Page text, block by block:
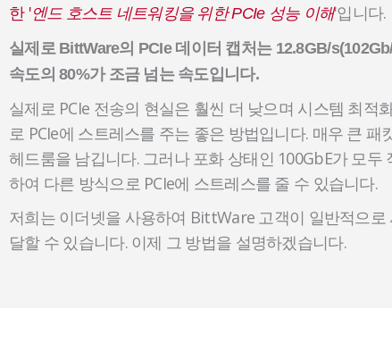
한 '엔드 호스트 네트워킹을 위한 PCIe 성능 이해'입니다.
실제로 BittWare의 PCIe 데이터 캡처는 12.8GB/
속도의 80%가 조금 넘는 속도입니다.
실제로 PCIe 전송의 현실은 훨씬 더 낮으며 시스템 최
로 PCIe에 스트레스를 주는 좋은 방법입니다. 매우 큰
헤드룸을 남깁니다. 그러나 포화 상태인 100GbE가 모
하여 다른 방식으로 PCIe에 스트레스를 줄 수 있습니다.
저희는 이더넷을 사용하여 BittWare 고객이 일반적으
달할 수 있습니다. 이제 그 방법을 설명하겠습니다.